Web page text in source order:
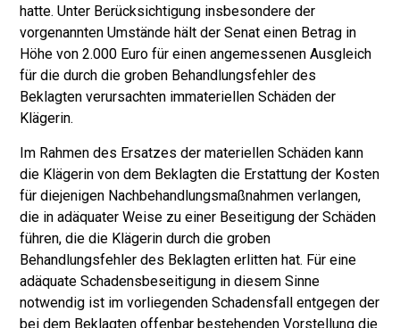
hatte. Unter Berücksichtigung insbesondere der
vorgenannten Umstände hält der Senat einen Betrag in
Höhe von 2.000 Euro für einen angemessenen Ausgleich
für die durch die groben Behandlungsfehler des
Beklagten verursachten immateriellen Schäden der
Klägerin.
Im Rahmen des Ersatzes der materiellen Schäden kann
die Klägerin von dem Beklagten die Erstattung der Kosten
für diejenigen Nachbehandlungsmaßnah­men verlangen,
die in adäquater Weise zu einer Beseitigung der Schäden
füh­ren, die die Klägerin durch die groben
Behandlungsfehler des Beklagten erlitten hat. Für eine
adäquate Schadensbeseitigung in diesem Sinne
notwendig ist im vorliegenden Schadensfall entgegen der
bei dem Beklagten offenbar bestehen­den Vorstellung die